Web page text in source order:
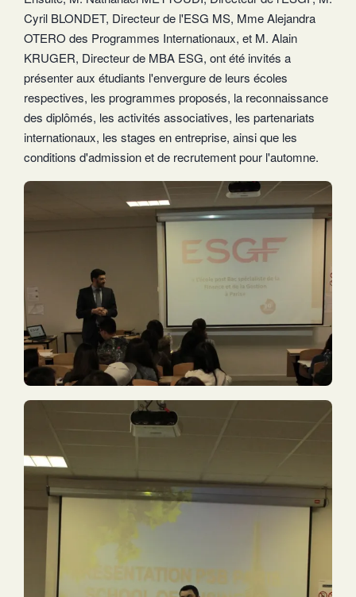
Cyril BLONDET, Directeur de l'ESG MS, Mme Alejandra
OTERO des Programmes Internationaux, et M. Alain
KRUGER, Directeur de MBA ESG, ont été invités a
présenter aux étudiants l'envergure de leurs écoles
respectives, les programmes proposés, la reconnaissance
des diplômés, les activités associatives, les partenariats
internationaux, les stages en entreprise, ainsi que les
conditions d'admission et de recrutement pour l'automne.